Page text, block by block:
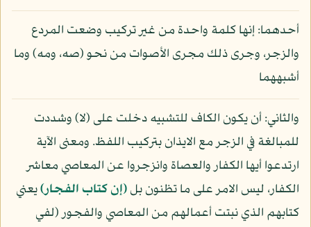
أحدهما: إنها كلمة واحدة من غير تركيب وضعت المردع
والزجر، وجرى ذلك مجرى الأصوات من نحو (صه، ومه) وما
أشبههما
والثاني: أن يكون الكاف للتشبيه دخلت على (لا) وشددت
للمبالغة في الزجر مع الايذان بتركيب اللفظ. ومعنى الآية
ارتدعوا أيها الكفار والعصاة وانزجروا عن المعاصي معاشر
الكفار، ليس الامر على ما تظنون بل(إن كتاب الفجار)يعني
كتابهم الذي نبتت أعمالهم من المعاصي والفجور (لفي